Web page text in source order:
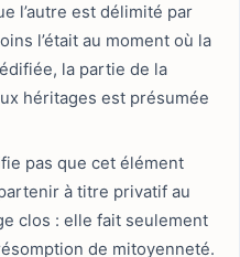
l’autre est délimité par
l’était au moment où la
la partie de la
héritages est présumée
pas que cet élément
à titre privatif au
clos : elle fait seulement
de mitoyenneté.